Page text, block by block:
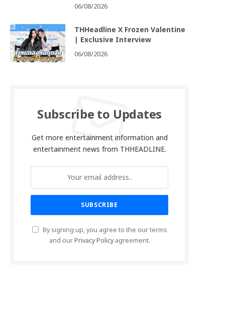
06/08/2026
THHeadline X Frozen Valentine
| Exclusive Interview
06/08/2026
Subscribe to Updates
Get more entertainment information and
entertainment news from THHEADLINE.
By signing up, you agree to the our terms
and ourPrivacy Policyagreement.